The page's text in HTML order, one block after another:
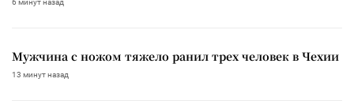
6 минут назад
Мужчина с ножом тяжело ранил трех человек в Чехии
13 минут назад